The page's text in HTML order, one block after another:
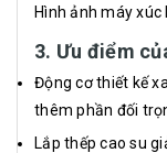
Hình ảnh máy
3. Ưu điểm
Động cơ thiết kế
thêm phần đối
Lắp thếp cao su